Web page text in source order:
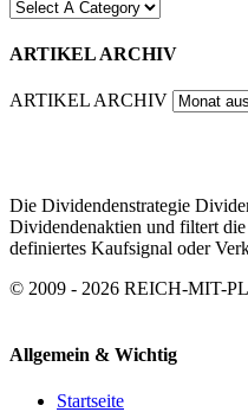
ARTIKEL ARCHIV
ARTIKEL ARCHIV
Die Dividendenstrategie
Dividendenaktien und filtert
definiertes Kaufsignal oder
© 2009 - 2026 REICH-MIT-
Allgemein & Wichtig
Startseite